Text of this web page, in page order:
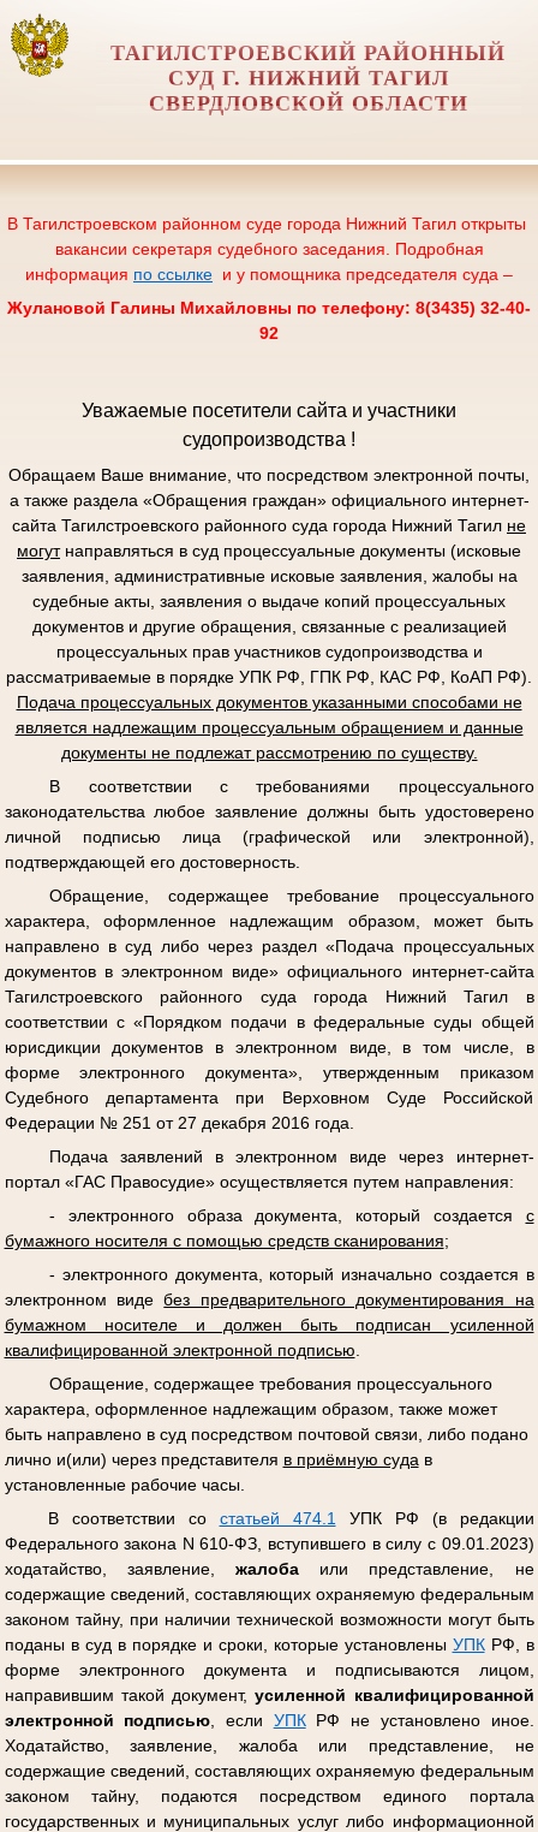
ТАГИЛСТРОЕВСКИЙ РАЙОННЫЙ
СУД Г. НИЖНИЙ ТАГИЛ
СВЕРДЛОВСКОЙ ОБЛАСТИ
В Тагилстроевском районном суде города Нижний Тагил открыты
вакансии секретаря судебного заседания. Подробная
информация по ссылке и у помощника председателя суда –
Жулановой Галины Михайловны по телефону: 8(3435) 32-40-
92
Уважаемые посетители сайта и участники
судопроизводства !
Обращаем Ваше внимание, что посредством электронной почты,
а также раздела «Обращения граждан» официального интернет-
сайта Тагилстроевского районного суда города Нижний Тагил не
могутнаправляться в суд процессуальные документы (исковые
заявления, административные исковые заявления, жалобы на
судебные акты, заявления о выдаче копий процессуальных
документов и другие обращения, связанные с реализацией
процессуальных прав участников судопроизводства и
рассматриваемые в порядке УПК РФ, ГПК РФ, КАС РФ, КоАП РФ).
Подача процессуальных документов указанными способами не
является надлежащим процессуальным обращением и данные
документы не подлежат рассмотрению по существу.
В соответствии с требованиями процессуального
законодательства любое заявление должны быть удостоверено
личной подписью лица (графической или электронной),
подтверждающей его достоверность.
Обращение, содержащее требование процессуального
характера, оформленное надлежащим образом, может быть
направлено в суд либо через раздел «Подача процессуальных
документов в электронном виде» официального интернет-сайта
Тагилстроевского районного суда города Нижний Тагил в
соответствии с «Порядком подачи в федеральные суды общей
юрисдикции документов в электронном виде, в том числе, в
форме электронного документа», утвержденным приказом
Судебного департамента при Верховном Суде Российской
Федерации № 251 от 27 декабря 2016 года.
Подача заявлений в электронном виде через интернет-
портал «ГАС Правосудие» осуществляется путем направления:
- электронного образа документа, который создается с
бумажного носителя с помощью средств сканирования;
- электронного документа, который изначально создается в
электронном видебез предварительного документирования на
бумажном носителе и должен быть подписан усиленной
квалифицированной электронной подписью
Обращение, содержащее требования процессуального
характера, оформленное надлежащим образом, также может
быть направлено в суд посредством почтовой связи, либо подано
лично и(или) через представителя в приёмную суда в
установленные рабочие часы.
В соответствии со статьей 474.1
УПК РФ (в редакции
Федерального закона N 610-ФЗ, вступившего в силу с 09.01.2023)
ходатайство, заявление, жалобаили представление, не
содержащие сведений, составляющих охраняемую федеральным
законом тайну, при наличии технической возможности могут быть
поданы в суд в порядке и сроки, которые установлены УПКРФ, в
форме электронного документа и подписываются лицом,
направившим такой документ,усиленной квалифицированной
электронной подписью , если УПКРФ не установлено иное.
Ходатайство, заявление, жалоба или представление, не
содержащие сведений, составляющих охраняемую федеральным
законом тайну, подаются посредством единого портала
государственных и муниципальных услуг либо информационной